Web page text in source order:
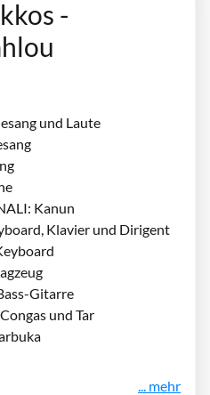
-
und Laute
Kanun
Klavier und Dirigent
Gitarre
und Tar
... mehr